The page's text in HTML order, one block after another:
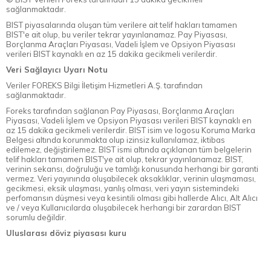
sağlanmaktadır.
BIST piyasalarında oluşan tüm verilere ait telif hakları tamamen
BIST'e ait olup, bu veriler tekrar yayınlanamaz. Pay Piyasası,
Borçlanma Araçları Piyasası, Vadeli İşlem ve Opsiyon Piyasası
verileri BIST kaynaklı en az 15 dakika gecikmeli verilerdir.
Veri Sağlayıcı Uyarı Notu
Veriler FOREKS Bilgi İletişim Hizmetleri A.Ş. tarafından
sağlanmaktadır.
Foreks tarafından sağlanan Pay Piyasası, Borçlanma Araçları
Piyasası, Vadeli İşlem ve Opsiyon Piyasası verileri BIST kaynaklı en
az 15 dakika gecikmeli verilerdir. BIST isim ve logosu Koruma Marka
Belgesi altında korunmakta olup izinsiz kullanılamaz, iktibas
edilemez, değiştirilemez. BIST ismi altında açıklanan tüm belgelerin
telif hakları tamamen BIST'ye ait olup, tekrar yayınlanamaz. BIST,
verinin sekansı, doğruluğu ve tamlığı konusunda herhangi bir garanti
vermez. Veri yayınında oluşabilecek aksaklıklar, verinin ulaşmaması,
gecikmesi, eksik ulaşması, yanlış olması, veri yayın sistemindeki
perfomansın düşmesi veya kesintili olması gibi hallerde Alıcı, Alt Alıcı
ve / veya Kullanıcılarda oluşabilecek herhangi bir zarardan BIST
sorumlu değildir.
Uluslarası döviz piyasası kuru